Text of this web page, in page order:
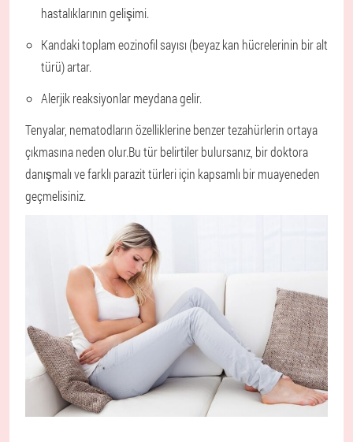
hastalıklarının gelişimi.
Kandaki toplam eozinofil sayısı (beyaz kan hücrelerinin bir alt
türü) artar.
Alerjik reaksiyonlar meydana gelir.
Tenyalar, nematodların özelliklerine benzer tezahürlerin ortaya
çıkmasına neden olur.Bu tür belirtiler bulursanız, bir doktora
danışmalı ve farklı parazit türleri için kapsamlı bir muayeneden
geçmelisiniz.